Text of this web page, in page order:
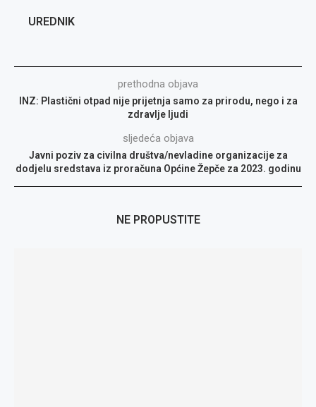
UREDNIK
prethodna objava
INZ: Plastični otpad nije prijetnja samo za prirodu, nego i za
zdravlje ljudi
sljedeća objava
Javni poziv za civilna društva/nevladine organizacije za
dodjelu sredstava iz proračuna Općine Žepče za 2023. godinu
NE PROPUSTITE